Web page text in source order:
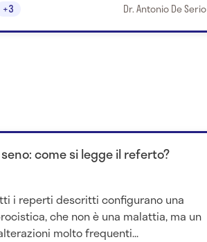
+3 Dr. Antonio De Serio
come si legge il referto?
i reperti descritti configurano una
che non è una malattia, ma un
molto frequenti...